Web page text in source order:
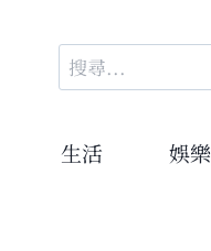
搜
尋
鍵
生活 娛樂